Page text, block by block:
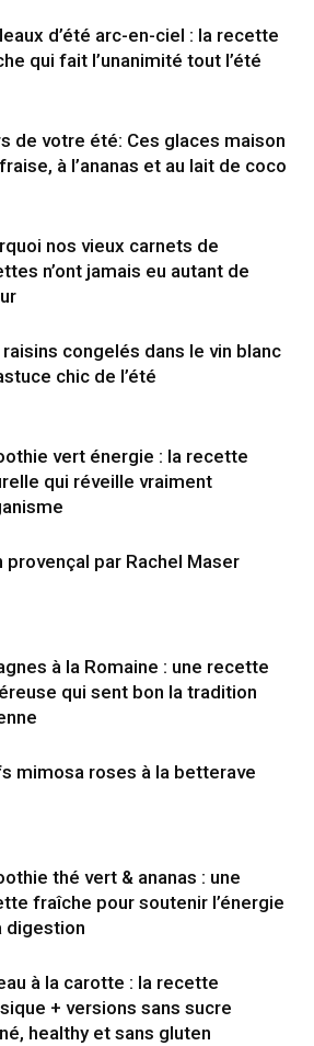
d’été arc-en-ciel : la recette
qui fait l’unanimité tout l’été
de votre été: Ces glaces maison
à l’ananas et au lait de coco
nos vieux carnets de
n’ont jamais eu autant de
raisins congelés dans le vin blanc
chic de l’été
vert énergie : la recette
qui réveille vraiment
provençal par Rachel Maser
à la Romaine : une recette
qui sent bon la tradition
mimosa roses à la betterave
thé vert & ananas : une
fraîche pour soutenir l’énergie
digestion
à la carotte : la recette
+ versions sans sucre
healthy et sans gluten